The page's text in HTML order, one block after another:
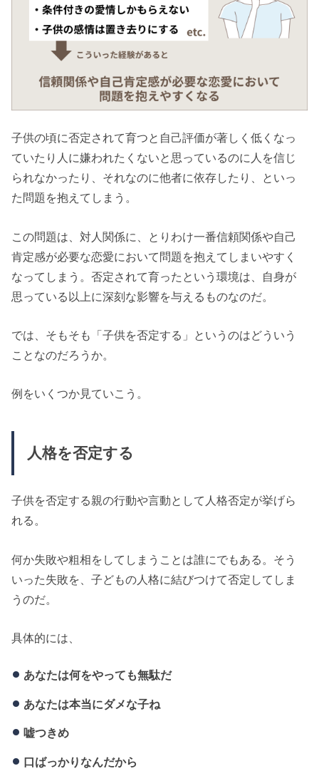
子供の頃に否定されて育つと自己評価が著しく低くなっ
ていたり人に嫌われたくないと思っているのに人を信じ
られなかったり、それなのに他者に依存したり、といっ
た問題を抱えてしまう。
この問題は、対人関係に、とりわけ一番信頼関係や自己
肯定感が必要な恋愛において問題を抱えてしまいやすく
なってしまう。否定されて育ったという環境は、自身が
思っている以上に深刻な影響を与えるものなのだ。
では、そもそも「子供を否定する」というのはどういう
ことなのだろうか。
例をいくつか見ていこう。
人格を否定する
子供を否定する親の行動や言動として人格否定が挙げら
れる。
何か失敗や粗相をしてしまうことは誰にでもある。そう
いった失敗を、子どもの人格に結びつけて否定してしま
うのだ。
具体的には、
あなたは何をやっても無駄だ
あなたは本当にダメな子ね
嘘つきめ
口ばっかりなんだから